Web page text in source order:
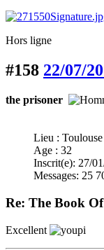
Hors ligne
#158 22/07/
the prisoner
Lieu : Toulouse
Age : 32
Inscrit(e): 27/
Messages: 25
Re: The Book
Excellent